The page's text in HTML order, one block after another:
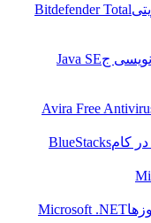
Bitdefender
Java SE
Avira Free
BlueStacks
Microsoft